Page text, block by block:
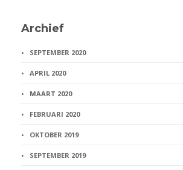
Archief
SEPTEMBER 2020
APRIL 2020
MAART 2020
FEBRUARI 2020
OKTOBER 2019
SEPTEMBER 2019